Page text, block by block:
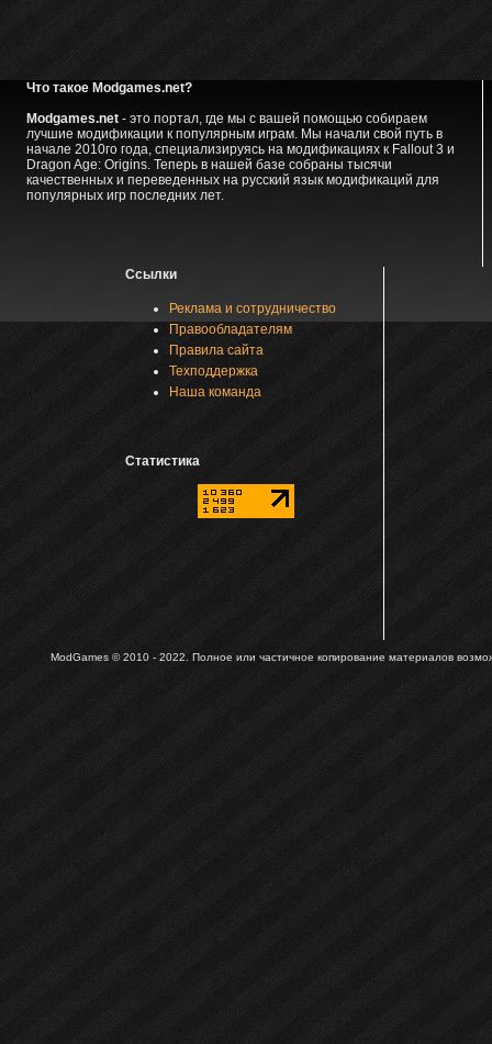
Что такое Modgames.net?
Modgames.net- это портал, где мы с вашей помощью собираем
лучшие модификации к популярным играм. Мы начали свой путь в
начале 2010го года, специализируясь на модификациях к Fallout 3 и
Dragon Age: Origins. Теперь в нашей базе собраны тысячи
качественных и переведенных на русский язык модификаций для
популярных игр последних лет.
Ссылки
Реклама и сотрудничество
Правообладателям
Правила сайта
Техподдержка
Наша команда
Статистика
ModGames © 2010 - 2022. Полное или частичное копирование материалов